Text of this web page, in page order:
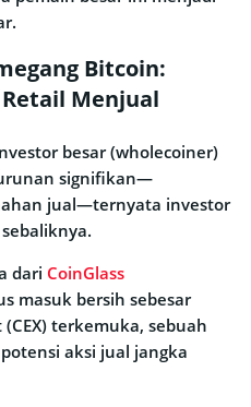
Bitcoin:
Menjual
besar (wholecoiner)
signifikan—
jual—ternyata investor
dari CoinGlass
masuk bersih sebesar
terkemuka, sebuah
aksi jual jangka